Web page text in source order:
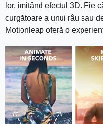
lor, imitând efectul 3D. Fie
curgătoare a unui râu sau
Motionleap oferă o